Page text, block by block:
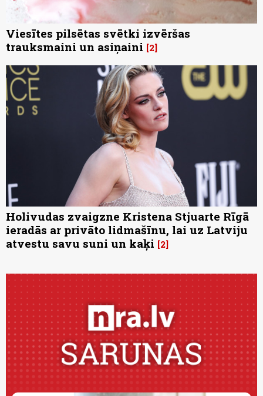
Viesītes pilsētas svētki izvēršas
trauksmaini un asiņaini 2
Holivudas zvaigzne Kristena Stjuarte Rīgā
ieradās ar privāto lidmašīnu, lai uz Latviju
atvestu savu suni un kaķi 2